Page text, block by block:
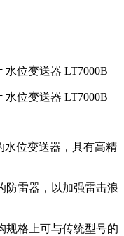
位变送器 LT7000B
位变送器 LT7000B
水位变送器，具有高精
防雷器，以加强雷击浪
规格上可与传统型号的